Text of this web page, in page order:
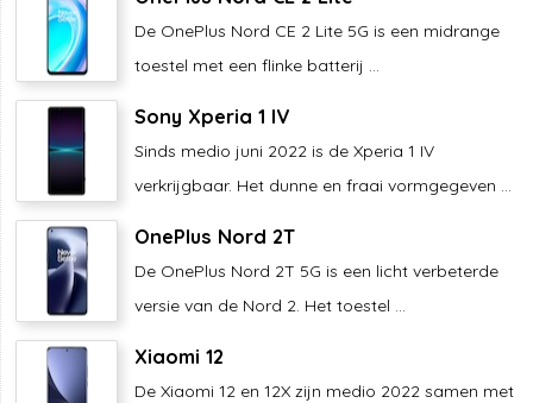
De OnePlus Nord CE 2 Lite 5G is een midrange
toestel met een flinke batterij ...
Sony Xperia 1 IV
Sinds medio juni 2022 is de Xperia 1 IV
verkrijgbaar. Het dunne en fraai vormgegeven ...
OnePlus Nord 2T
De OnePlus Nord 2T 5G is een licht verbeterde
versie van de Nord 2. Het toestel ...
Xiaomi 12
De Xiaomi 12 en 12X zijn medio 2022 samen met